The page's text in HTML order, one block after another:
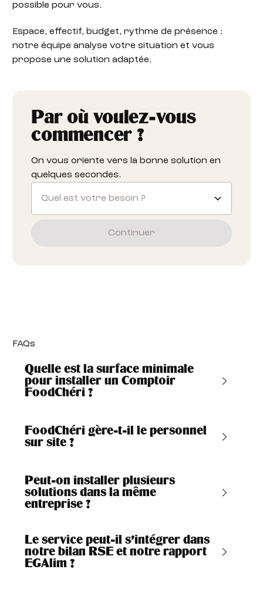
possible pour vous.
Espace, effectif, budget, rythme de présence :
notre équipe analyse votre situation et vous
propose une solution adaptée.
Par où voulez-vous
commencer ?
On vous oriente vers la bonne solution en
quelques secondes.
Quel est votre besoin ?
Continuer
FAQs
Quelle est la surface minimale
pour installer un Comptoir
FoodChéri ?
FoodChéri gère-t-il le personnel
sur site ?
Peut-on installer plusieurs
solutions dans la même
entreprise ?
Le service peut-il s'intégrer dans
notre bilan RSE et notre rapport
EGAlim ?